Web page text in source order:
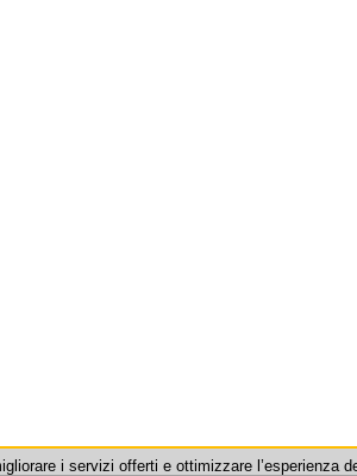
i servizi offerti e ottimizzare l’esperienza